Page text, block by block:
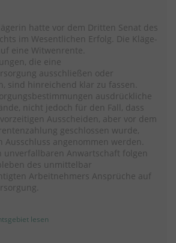
hatte vor dem Dritten Senat des
im Wesentlichen Erfolg. Die Kläge-
eine Witwenrente.
die eine
ausschließen oder
sind hinreichend klar zu fassen.
ausdrückliche
nicht jedoch für den Fall, dass
Ausscheiden, aber vor dem
geschlossen wurde,
Ausschluss angenommen werden.
unverfallbaren Anwartschaft folgen
des unmittelbar
Arbeitnehmers Ansprüche auf
lesen